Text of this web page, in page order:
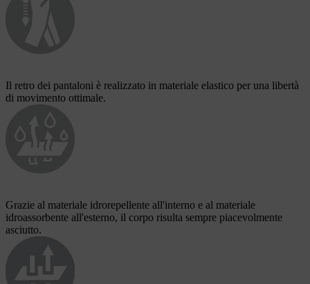
Il retro dei pantaloni è realizzato in materiale elastico per una libertà
di movimento ottimale.
Grazie al materiale idrorepellente all'interno e al materiale
idroassorbente all'esterno, il corpo risulta sempre piacevolmente
asciutto.